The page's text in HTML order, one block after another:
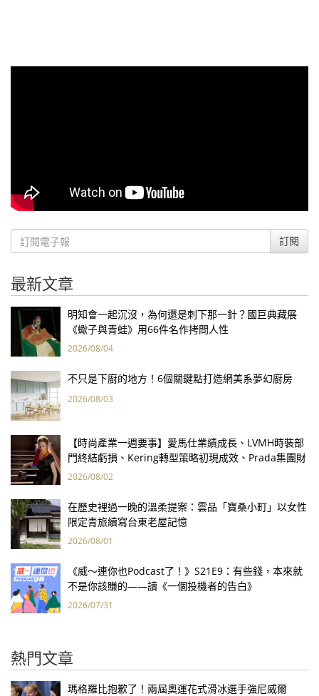
訂閱
最新文章
明知會一起沉沒，為何還是刺下那一針？國巨典藏展
《蠍子與青蛙》用66件名作拷問人性
2026/08/04
不只是下廚的地方！6個關鍵點打造網美系夢幻廚房
2026/08/03
【時尚產業一週要事】愛馬仕業績成長、LVMH時裝部
門終結虧損、Kering轉型策略初現成效、Prada集團財
報亮眼
2026/08/02
在歷史裡過一晚的溫柔提案：雲品「寶桑小町」以女性
限定青旅續寫台東老屋記憶
2026/08/01
《威～連你也Podcast了！》S21E9：有些錢，本來就
不是你該賺的——讀《一個投機者的告白》
2026/07/31
熱門文章
瑪格羅比抱歉了！兩屆奧運花式滑冰選手強尼威爾